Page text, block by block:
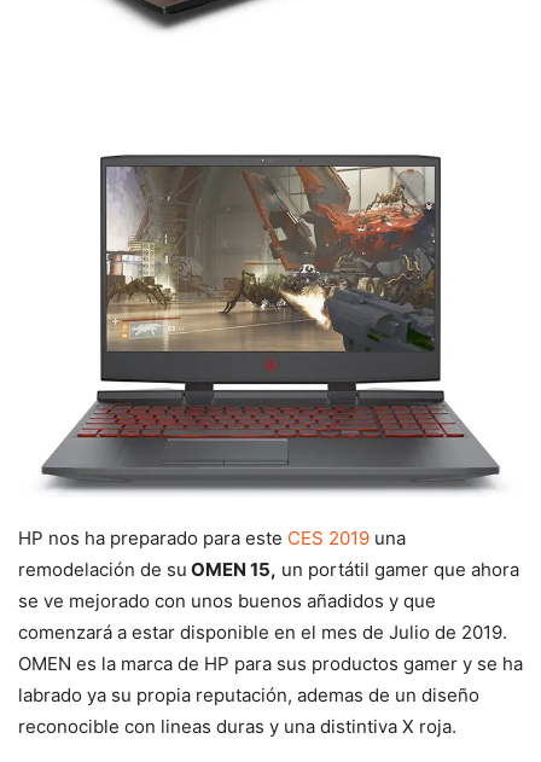
HP nos ha preparado para este CES 2019 una
remodelación de su OMEN 15, un portátil gamer que ahora
se ve mejorado con unos buenos añadidos y que
comenzará a estar disponible en el mes de Julio de 2019.
OMEN es la marca de HP para sus productos gamer y se ha
labrado ya su propia reputación, ademas de un diseño
reconocible con lineas duras y una distintiva X roja.